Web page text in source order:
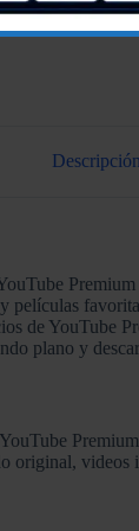
,MÚSICA,
Descripción
películas
de YouTube
plano y
Premium
original, videos